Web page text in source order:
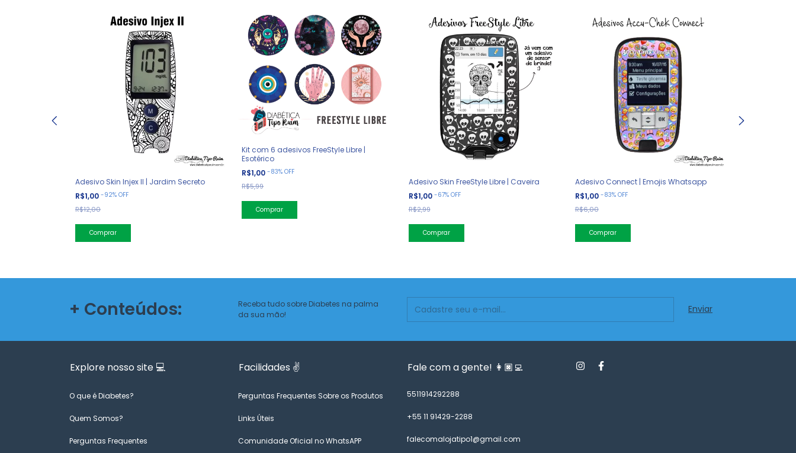
Adesivo Skin Injex II | Jardim Secreto
R$1,00 -92% OFF
R$12,00
Kit com 6 adesivos FreeStyle Libre |
Esotérico
R$1,00-83%OFF
R$5,99
Adesivo Skin FreeStyle Libre | Caveira
R$1,00 -67% OFF
R$2,99
Adesivo Connect | Emojis Whatsapp
R$1,00 -83% OFF
R$6,00
+ Conteúdos:
Receba tudo sobre Diabetes na palma
da sua mão!
Explore nosso site 💻
O que é Diabetes?
Quem Somos?
Perguntas Frequentes
Facilidades ✌️
Perguntas Frequentes Sobre os Produtos
Links Úteis
Comunidade Oficial no WhatsAPP
Fale com a gente! 👩🏿‍💻
5511914292288
+55 11 91429-2288
falecomalojatipo1@gmail.com